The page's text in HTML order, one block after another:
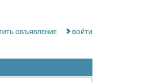
ОБЪЯВЛЕНИЕ ВОЙТИ